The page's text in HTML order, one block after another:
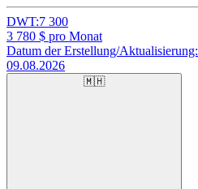
DWT:7 300
3 780 $ pro Monat
Datum der Erstellung/Aktualisierung:
09.08.2026
🇲🇭